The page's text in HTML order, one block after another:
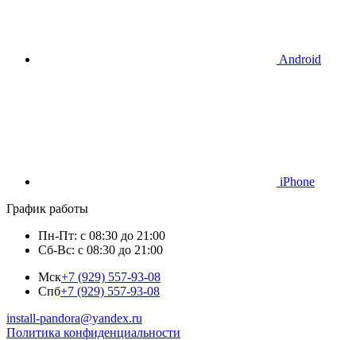
Android
iPhone
График работы
Пн-Пт: с 08:30 до 21:00
Сб-Вс: с 08:30 до 21:00
Мск+7 (929) 557-93-08
Спб+7 (929) 557-93-08
install-pandora@yandex.ru
Политика конфиденциальности